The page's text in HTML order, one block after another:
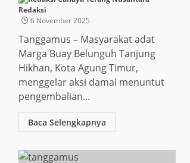
Redaksi
6 November 2025
Tanggamus – Masyarakat adat
Marga Buay Belunguh Tanjung
Hikhan, Kota Agung Timur,
menggelar aksi damai menuntut
pengembalian...
Baca Selengkapnya